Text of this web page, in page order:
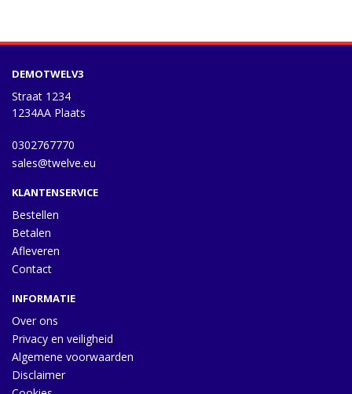
DEMOTWELV3
Straat 1234
1234AA Plaats
0302767770
sales@twelve.eu
KLANTENSERVICE
Bestellen
Betalen
Afleveren
Contact
INFORMATIE
Over ons
Privacy en veiligheid
Algemene voorwaarden
Disclaimer